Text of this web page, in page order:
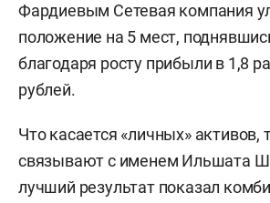
Фардиевым Сетевая компания
положение на 5 мест,
благодаря росту прибыли в 1,8
рублей.
Что касается «личных» активов,
связывают с именем Ильшата
лучший результат показал